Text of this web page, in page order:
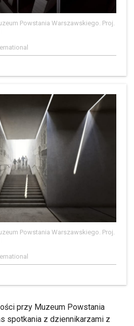
Powstania Warszawskiego. Proj.
Powstania Warszawskiego. Proj.
przy Muzeum Powstania
spotkania z dziennikarzami z